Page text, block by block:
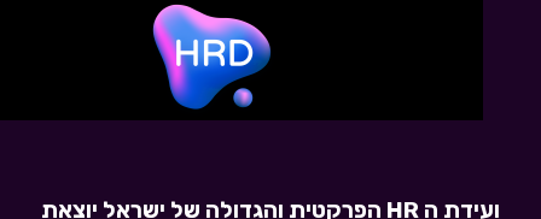
ועידת ה HR הפרקטית והגדולה של ישראל יוצאת